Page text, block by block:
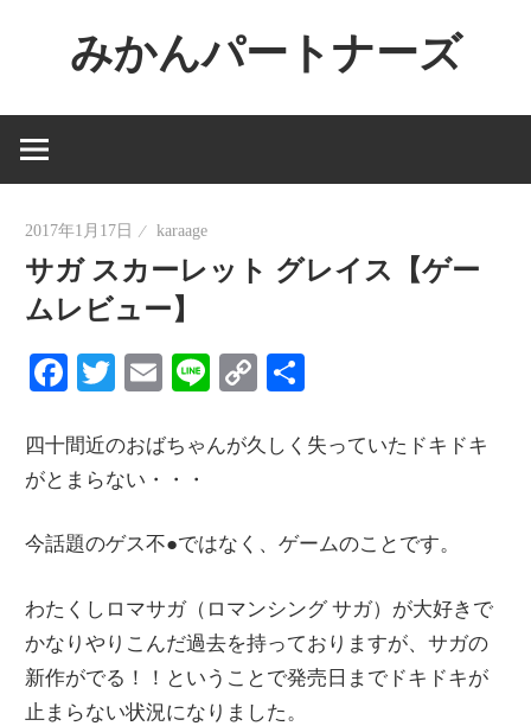
ン
へ
みかんパートナーズ
ー
ジ
ン
ル
で
に
た
な
情
を
世
界
2017年1月17日 karaage
サガ スカーレット グレイス【ゲー
ムレビュー】
Facebook
Twitter
EmailLineCopy
四十間近のおばちゃんが久しく失っていたドキドキ
がとまらない・・・
今話題のゲス不●ではなく、ゲームのことです。
わたくしロマサガ（ロマンシング サガ）が大好きで
かなりやりこんだ過去を持っておりますが、サガの
新作がでる！！ということで発売日までドキドキが
止まらない状況になりました。